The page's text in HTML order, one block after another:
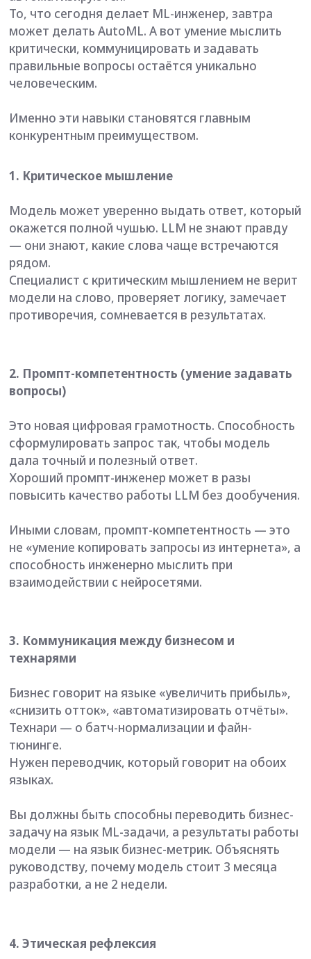
Это новая цифровая грамотность. Способность
сформулировать запрос так, чтобы модель
дала точный и полезный ответ.
Хороший промпт-инженер может в разы
повысить качество работы LLM без дообучения.
не «умение копировать запросы из интернета», а
способность инженерно мыслить при
3. Коммуникация между бизнесом и
технарями
Бизнес говорит на языке «увеличить прибыль»,
«снизить отток», «автоматизировать отчёты».
Технари — о батч-нормализации и файн-
тюнинге.
Нужен переводчик, который говорит на обоих
Вы должны быть способны переводить бизнес-
задачу на язык ML-задачи, а результаты работы
руководству, почему модель стоит 3 месяца
разработки, а не 2 недели.
4. Этическая рефлексия
AI может дискриминировать, закреплять
стереотипы, нарушать приватность. Часто —
непреднамеренно.
Специалист с этической рефлексией способен
ошибётся? Не усилит ли она неравенство?»
Реальный пример.В 2024 году система
распознавания лиц ошибочно
идентифицировала учёного-гидролога
Александра Цветкова как подозреваемого в
совершении серии убийств двадцатилетней
давности. ИИ сгенерировал фоторобот,
результате мужчину арестовали, и он провёл в
заключении десять месяцев, пока не удалось
доказать его невиновность. (
Коммерсант,
29.02.2024. «Прекращено уголовное дело
ученого-гидролога Александра Цветкова»)
проблемы, которые разработчики или те, кто